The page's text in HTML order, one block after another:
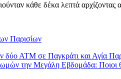
κάθε δέκα λεπτά
Παρισίων
δύο ΑΤΜ σε Παγκράτι και Αγία
την Μεγάλη Εβδομάδα: Ποιοι